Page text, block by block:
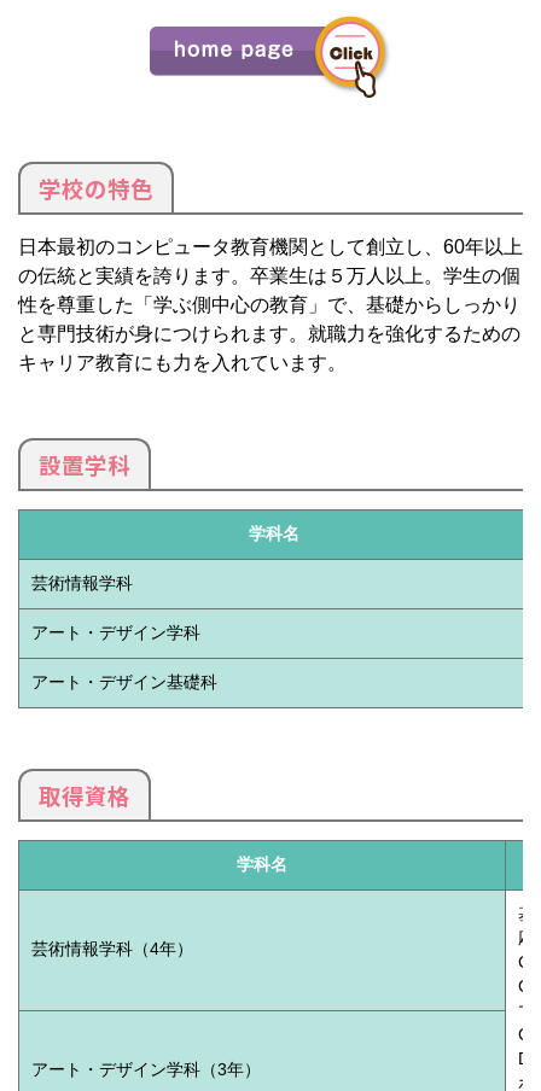
学校の特色
日本最初のコンピュータ教育機関として創立し、60年以上
の伝統と実績を誇ります。卒業生は５万人以上。学生の個
性を尊重した「学ぶ側中心の教育」で、基礎からしっかり
と専門技術が身につけられます。就職力を強化するための
キャリア教育にも力を入れています。
設置学科
学科名
芸術情報学科
アート・デザイン学科
アート・デザイン基礎科
取得資格
学科名
芸術情報学科（4年）
基
応
マ
ホ
アート・デザイン学科（3年）